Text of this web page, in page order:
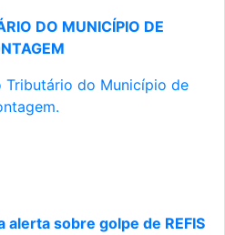
DO MUNICÍPIO DE
do Município de
alerta sobre golpe de REFIS